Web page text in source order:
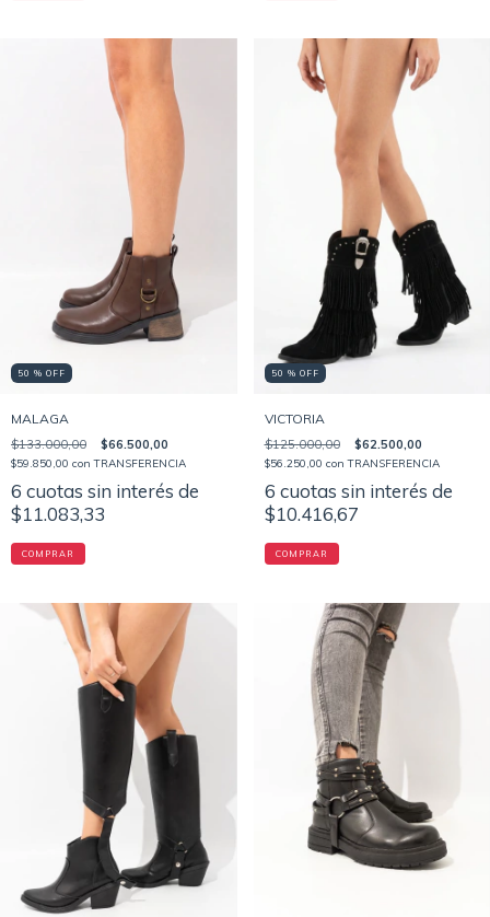
50 % OFF
MALAGA
$133.000,00 $66.500,00
$59.850,00 con TRANSFERENCIA
6 cuotas sin interés de
$11.083,33
COMPRAR
50 % OFF
VICTORIA
$125.000,00 $62.500,00
$56.250,00 con TRANSFERENCIA
6 cuotas sin interés de
$10.416,67
COMPRAR